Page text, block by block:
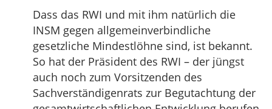
Dass das RWI und mit ihm natürlich die
INSM gegen allgemeinverbindliche
gesetzliche Mindestlöhne sind, ist bekannt.
So hat der Präsident des RWI – der jüngst
auch noch zum Vorsitzenden des
Sachverständigenrats zur Begutachtung der